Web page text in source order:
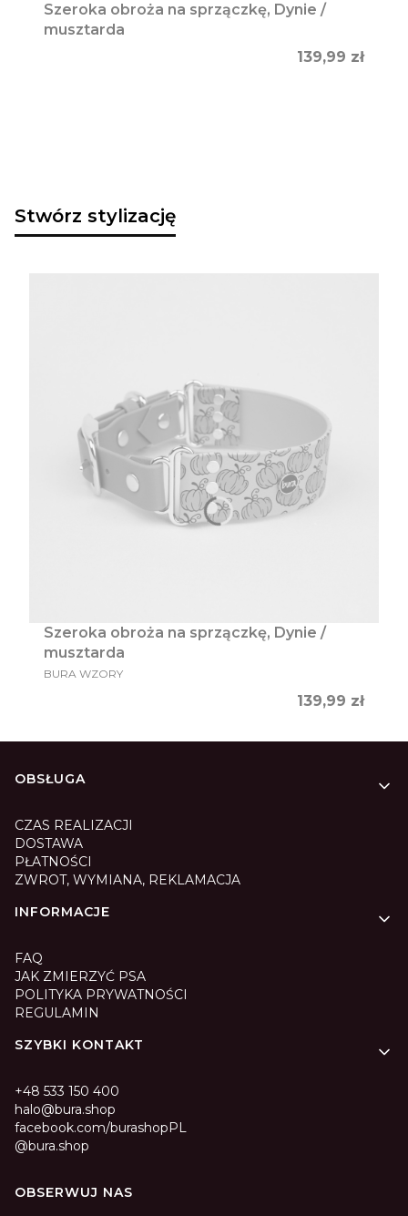
Szeroka obroża na sprzączkę, Dynie /
musztarda
Cena
139,99 zł
Stwórz stylizację
Szeroka obroża na sprzączkę, Dynie /
musztarda
PRODUCENT
BURA WZORY
Cena
139,99 zł
Linki w stopce
OBSŁUGA
CZAS REALIZACJI
DOSTAWA
PŁATNOŚCI
ZWROT, WYMIANA, REKLAMACJA
INFORMACJE
FAQ
JAK ZMIERZYĆ PSA
POLITYKA PRYWATNOŚCI
REGULAMIN
SZYBKI KONTAKT
+48 533 150 400
halo@bura.shop
facebook.com/burashopPL
@bura.shop
OBSERWUJ NAS